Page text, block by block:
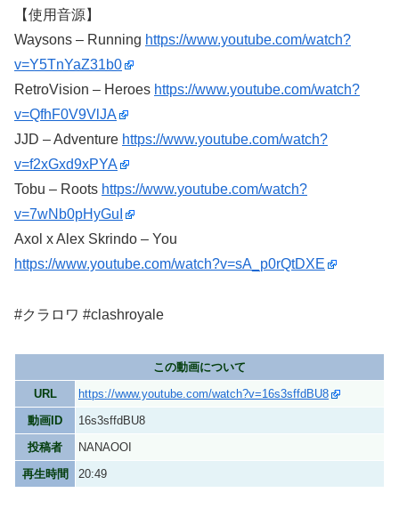
【使用音源】
Waysons – Running https://www.youtube.com/watch?
v=Y5TnYaZ31b0
RetroVision – Heroes https://www.youtube.com/watch?
v=QfhF0V9VlJA
JJD – Adventure https://www.youtube.com/watch?
v=f2xGxd9xPYA
Tobu – Roots https://www.youtube.com/watch?
v=7wNb0pHyGuI
Axol x Alex Skrindo – You
https://www.youtube.com/watch?v=sA_p0rQtDXE
#クラロワ #clashroyale
この動画について
URL
https://www.youtube.com/watch?v=16s3sffdBU8
動画ID
16s3sffdBU8
投稿者
NANAOOI
再生時間
20:49